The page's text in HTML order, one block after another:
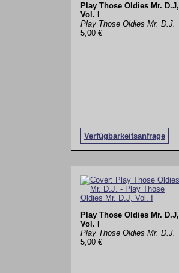
Play Those Oldies Mr. D.J,
Vol. I
Play Those Oldies Mr. D.J.
5,00 €
Verfügbarkeitsanfrage
Play Those Oldies Mr. D.J,
Vol. I
Play Those Oldies Mr. D.J.
5,00 €